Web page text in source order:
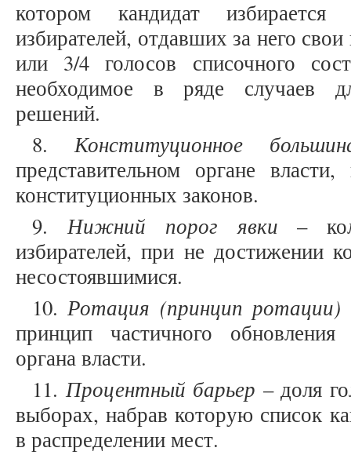
котором кандидат
избирателей, отдавших за него
или 3/4 голосов списочного
необходимое в ряде случаев
решений.
8.Конституционное
представительном органе
конституционных законов.
9.Нижний порог явки –
избирателей, при не достижении
несостоявшимися.
10.Ротация (принцип ротации)
принцип частичного обновления
органа власти.
11.Процентный барьер – доля
выборах, набрав которую список
в распределении мест.